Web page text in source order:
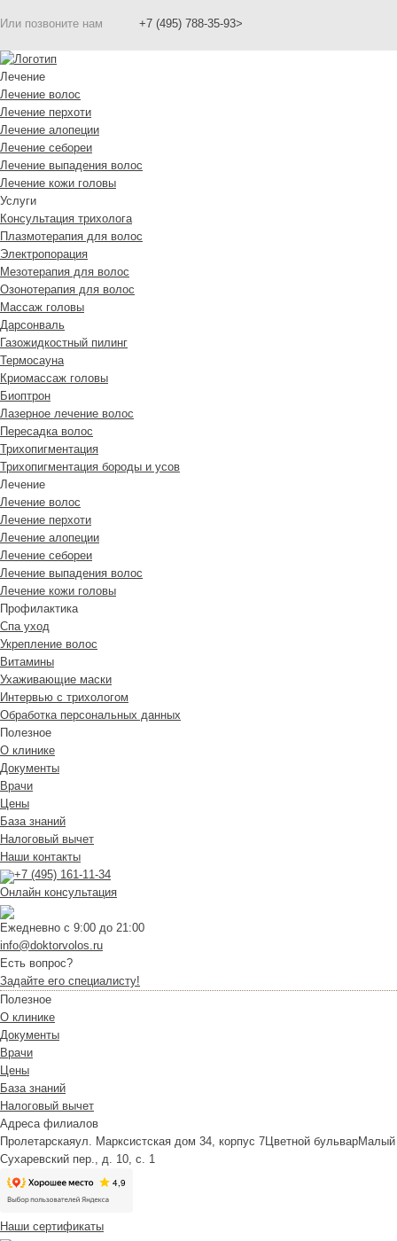
Или позвоните нам +7 (495) 788-35-93>
Лечение
Лечение волос
Лечение перхоти
Лечение алопеции
Лечение себореи
Лечение выпадения волос
Лечение кожи головы
Услуги
Консультация трихолога
Плазмотерапия для волос
Электропорация
Мезотерапия для волос
Озонотерапия для волос
Массаж головы
Дарсонваль
Газожидкостный пилинг
Термосауна
Криомассаж головы
Биоптрон
Лазерное лечение волос
Пересадка волос
Трихопигментация
Трихопигментация бороды и усов
Лечение
Лечение волос
Лечение перхоти
Лечение алопеции
Лечение себореи
Лечение выпадения волос
Лечение кожи головы
Профилактика
Спа уход
Укрепление волос
Витамины
Ухаживающие маски
Интервью с трихологом
Обработка персональных данных
Полезное
О клинике
Документы
Врачи
Цены
База знаний
Налоговый вычет
Наши контакты
+7 (495) 161-11-34
Онлайн консультация
Ежедневно с 9:00 до 21:00
info@doktorvolos.ru
Есть вопрос?
Задайте его специалисту!
Полезное
О клинике
Документы
Врачи
Цены
База знаний
Налоговый вычет
Адреса филиалов
Пролетарскаяул. Марксистская дом 34, корпус 7 Цветной бульварМалый
Сухаревский пер., д. 10, с. 1
Наши сертификаты